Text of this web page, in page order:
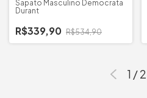
Sapato Masculino Democrata
Durant
R$339,90 R$534,90
1 /2